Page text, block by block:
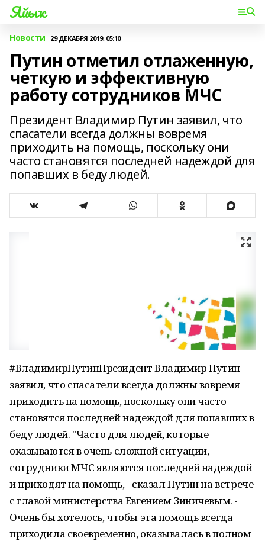
Яйыҡ
Новости 29 ДЕКАБРЯ 2019, 05:10
Путин отметил отлаженную,
четкую и эффективную
работу сотрудников МЧС
Президент Владимир Путин заявил, что
спасатели всегда должны вовремя
приходить на помощь, поскольку они
часто становятся последней надеждой для
попавших в беду людей.
#ВладимирПутинПрезидент Владимир Путин
заявил, что спасатели всегда должны вовремя
приходить на помощь, поскольку они часто
становятся последней надеждой для попавших в
беду людей. "Часто для людей, которые
оказываются в очень сложной ситуации,
сотрудники МЧС являются последней надеждой
и приходят на помощь, - сказал Путин на встрече
с главой министерства Евгением Зиничевым. -
Очень бы хотелось, чтобы эта помощь всегда
приходила своевременно, оказывалась в полном